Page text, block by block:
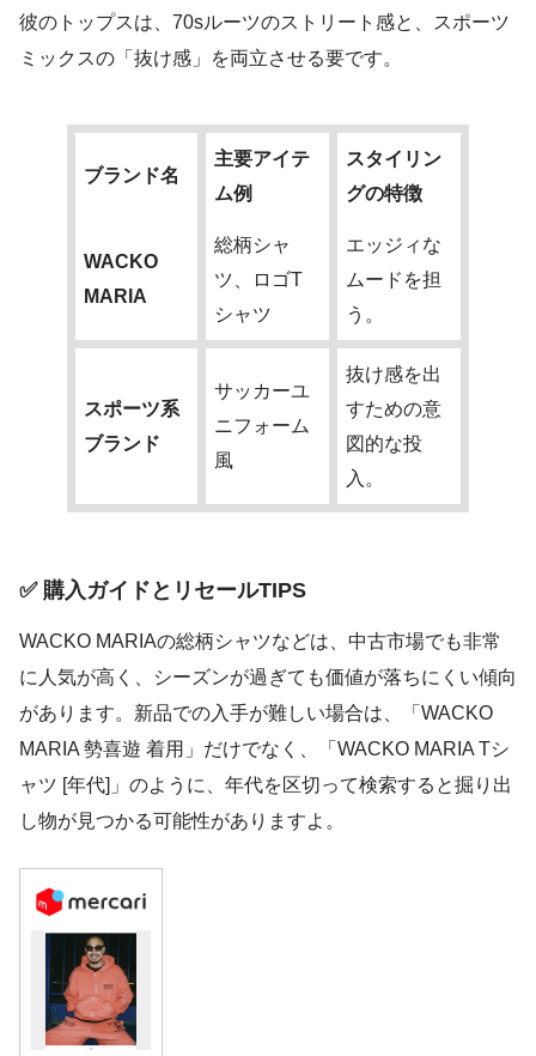
彼のトップスは、70sルーツのストリート感と、スポーツ
ミックスの「抜け感」を両立させる要です。
ブランド名
主要アイテ
ム例
スタイリン
グの特徴
WACKO
MARIA
総柄シャ
ツ、ロゴT
シャツ
エッジィな
ムードを担
う。
スポーツ系
ブランド
サッカーユ
ニフォーム
風
抜け感を出
すための意
図的な投
入。
✅ 購入ガイドとリセールTIPS
WACKO MARIAの総柄シャツなどは、中古市場でも非常
に人気が高く、シーズンが過ぎても価値が落ちにくい傾向
があります。新品での入手が難しい場合は、「WACKO
MARIA 勢喜遊 着用」だけでなく、「WACKO MARIA Tシ
ャツ [年代]」のように、年代を区切って検索すると掘り出
し物が見つかる可能性がありますよ。